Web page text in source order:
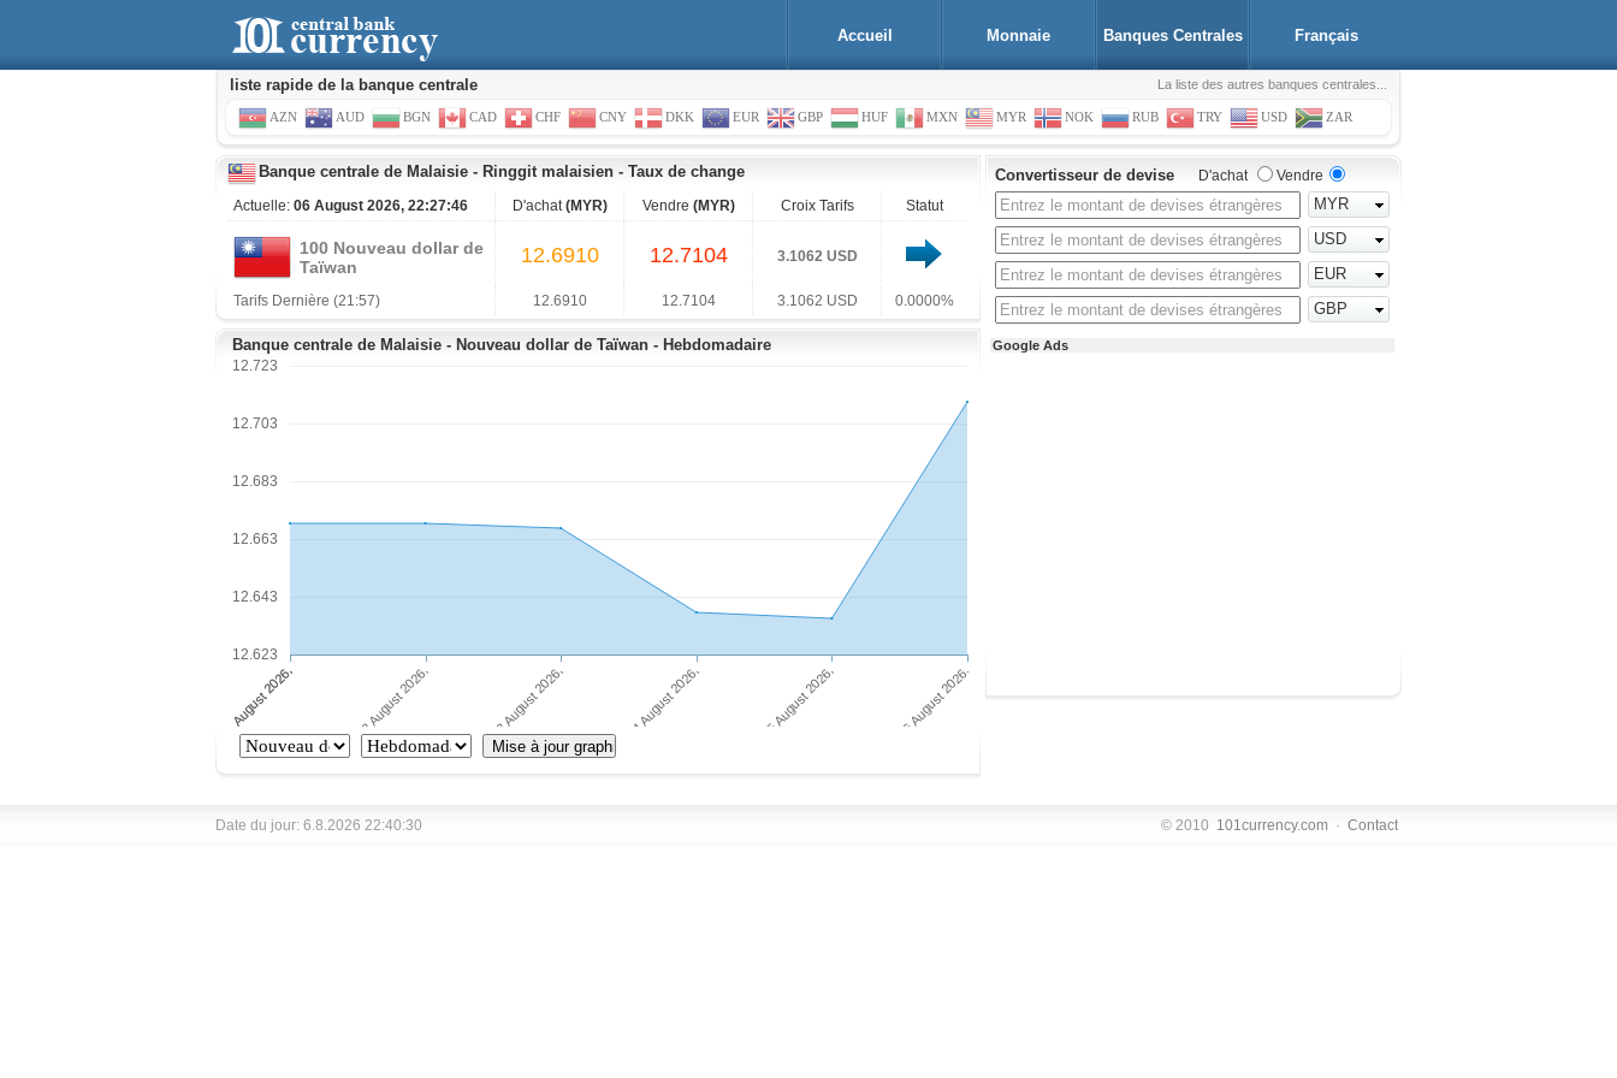
Accueil Monnaie Banques Centrales Français
liste rapide de la banque centrale La liste des autres banques centrales...
AZN AUD BGN CAD CHF CNY DKK EUR GBP HUF MXN MYR NOK RUB TRY USD ZAR
Banque centrale de Malaisie - Ringgit malaisien - Taux de change
Actuelle: 06 August 2026, 22:27:46 D'achat(MYR) Vendre (MYR) Croix Tarifs Statut
100 Nouveau dollar de
Taïwan
12.6910 12.7104 3.1062 USD
Tarifs Dernière (21:57) 12.6910 12.7104 3.1062 USD 0.0000%
Banque centrale de Malaisie - Nouveau dollar de Taïwan - Hebdomadaire
12.723
12.703
12.683
12.663
12.643
12.623
Convertisseur de devise D'achat Vendre
MYR
USD
EUR
GBP
Google Ads
© 2010 101currency.com · Contact
Date du jour: 6.8.2026 22:40:30